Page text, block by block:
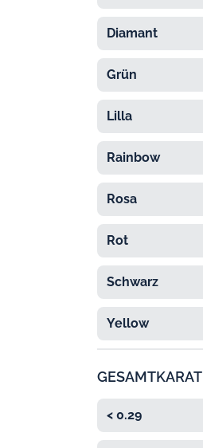
Diamant
Grün
Lilla
Rainbow
Rosa
Rot
Schwarz
Yellow
GESAMTKARAT
< 0.29